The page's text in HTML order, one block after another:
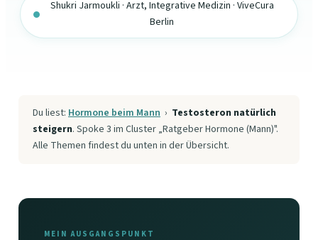
Shukri Jarmoukli · Arzt, Integrative Medizin · ViveCura
Berlin
Du liest: Hormone beim Mann › Testosteron natürlich
steigern. Spoke 3 im Cluster „Ratgeber Hormone (Mann)".
Alle Themen findest du unten in der Übersicht.
MEIN AUSGANGSPUNKT